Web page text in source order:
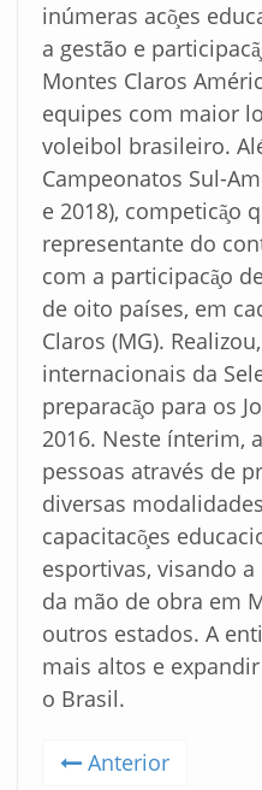
inúmeras acõ̧es
a gestão e
Montes Claros
equipes com maior
voleibol brasileiro.
Campeonatos Sul-
e 2018), competicã̧o
representante do
com a participacã̧o
de oito países, em
Claros (MG).
internacionais da
preparacã̧o para os
2016. Neste ínterim,
pessoas através de
diversas
capacitacõ̧es
esportivas, visando
da mão de obra em
outros estados. A
mais altos e
o Brasil.
Anterior